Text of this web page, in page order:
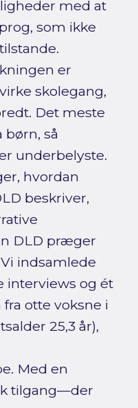
med at
som ikke
er
skolegang,
Det meste
børn, så
underbelyste.
hvordan
beskriver,
DLD præger
indsamlede
interviews og ét
otte voksne i
25,3 år),
Med en
tilgang—der